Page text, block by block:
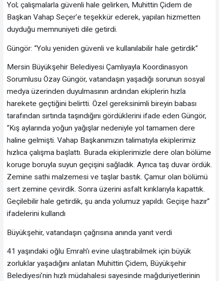
Yol; çalışmalarla güvenli hale gelirken, Muhittin Çidem de
Başkan Vahap Seçer’e teşekkür ederek, yapılan hizmetten
duyduğu memnuniyeti dile getirdi.
Güngör: “Yolu yeniden güvenli ve kullanılabilir hale getirdik”
Mersin Büyükşehir Belediyesi Çamlıyayla Koordinasyon
Sorumlusu Özay Güngör, vatandaşın yaşadığı sorunun sosyal
medya üzerinden duyulmasının ardından ekiplerin hızla
harekete geçtiğini belirtti. Özel gereksinimli bireyin babası
tarafından sırtında taşındığını gördüklerini ifade eden Güngör,
“Kış aylarında yoğun yağışlar nedeniyle yol tamamen dere
haline gelmişti. Vahap Başkanımızın talimatıyla ekiplerimiz
hızlıca çalışma başlattı. Burada ekiplerimizle dere olan bölüme
koruge boruyla suyun geçişini sağladık. Ayrıca taş duvar ördük.
Zemine sathi malzemesi ve taşlar bastık. Çamur olan bölümü
sert zemine çevirdik. Sonra üzerini asfalt kırıklarıyla kapattık.
Geçilebilir hale getirdik, şu anda yolumuz yapıldı. Geçişe hazır”
ifadelerini kullandı
Büyükşehir, vatandaşın çağrısına anında yanıt verdi
41 yaşındaki oğlu Emrah’ı evine ulaştırabilmek için büyük
zorluklar yaşadığını anlatan Muhittin Çidem, Büyükşehir
Belediyesi’nin hızlı müdahalesi sayesinde mağduriyetlerinin